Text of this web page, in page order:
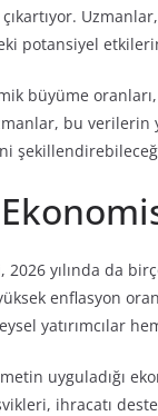
potansiyel
büyüme
bu
yılında da
enflasyon
yatırımcılar
uyguladığı
ihracatı